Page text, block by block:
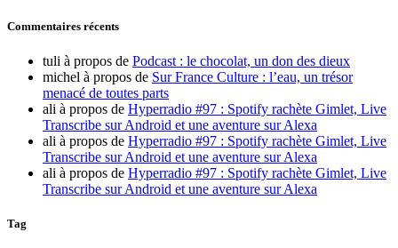
Commentaires récents
tuli à propos de Podcast : le chocolat, un don des dieux
michel à propos de Sur France Culture : l’eau, un trésor
menacé de toutes parts
ali à propos de Hyperradio #97 : Spotify rachète Gimlet, Live
Transcribe sur Android et une aventure sur Alexa
ali à propos de Hyperradio #97 : Spotify rachète Gimlet, Live
Transcribe sur Android et une aventure sur Alexa
ali à propos de Hyperradio #97 : Spotify rachète Gimlet, Live
Transcribe sur Android et une aventure sur Alexa
Tag